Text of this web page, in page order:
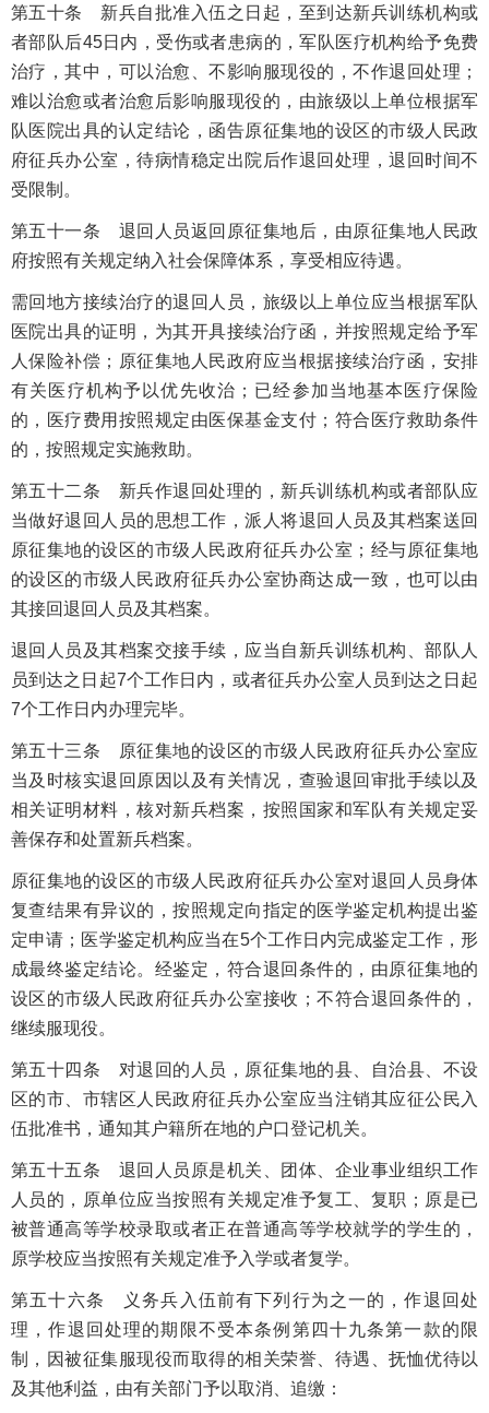
第五十条 新兵自批准入伍之日起，至到达新兵训练机构或
者部队后45日内，受伤或者患病的，军队医疗机构给予免费
治疗，其中，可以治愈、不影响服现役的，不作退回处理；
难以治愈或者治愈后影响服现役的，由旅级以上单位根据军
队医院出具的认定结论，函告原征集地的设区的市级人民政
府征兵办公室，待病情稳定出院后作退回处理，退回时间不
受限制。
第五十一条 退回人员返回原征集地后，由原征集地人民政
府按照有关规定纳入社会保障体系，享受相应待遇。
需回地方接续治疗的退回人员，旅级以上单位应当根据军队
医院出具的证明，为其开具接续治疗函，并按照规定给予军
人保险补偿；原征集地人民政府应当根据接续治疗函，安排
有关医疗机构予以优先收治；已经参加当地基本医疗保险
的，医疗费用按照规定由医保基金支付；符合医疗救助条件
的，按照规定实施救助。
第五十二条 新兵作退回处理的，新兵训练机构或者部队应
当做好退回人员的思想工作，派人将退回人员及其档案送回
原征集地的设区的市级人民政府征兵办公室；经与原征集地
的设区的市级人民政府征兵办公室协商达成一致，也可以由
其接回退回人员及其档案。
退回人员及其档案交接手续，应当自新兵训练机构、部队人
员到达之日起7个工作日内，或者征兵办公室人员到达之日起
7个工作日内办理完毕。
第五十三条 原征集地的设区的市级人民政府征兵办公室应
当及时核实退回原因以及有关情况，查验退回审批手续以及
相关证明材料，核对新兵档案，按照国家和军队有关规定妥
善保存和处置新兵档案。
原征集地的设区的市级人民政府征兵办公室对退回人员身体
复查结果有异议的，按照规定向指定的医学鉴定机构提出鉴
定申请；医学鉴定机构应当在5个工作日内完成鉴定工作，形
成最终鉴定结论。经鉴定，符合退回条件的，由原征集地的
设区的市级人民政府征兵办公室接收；不符合退回条件的，
继续服现役。
第五十四条 对退回的人员，原征集地的县、自治县、不设
区的市、市辖区人民政府征兵办公室应当注销其应征公民入
伍批准书，通知其户籍所在地的户口登记机关。
第五十五条 退回人员原是机关、团体、企业事业组织工作
人员的，原单位应当按照有关规定准予复工、复职；原是已
被普通高等学校录取或者正在普通高等学校就学的学生的，
原学校应当按照有关规定准予入学或者复学。
第五十六条 义务兵入伍前有下列行为之一的，作退回处
理，作退回处理的期限不受本条例第四十九条第一款的限
制，因被征集服现役而取得的相关荣誉、待遇、抚恤优待以
及其他利益，由有关部门予以取消、追缴：